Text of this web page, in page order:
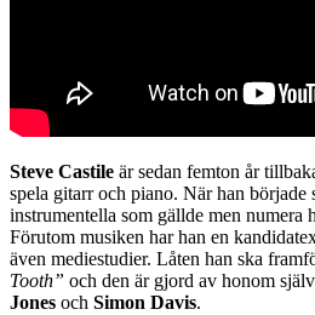
Steve Castile är sedan femton år
spela gitarr och piano. När han började
instrumentella som gällde men numera
Förutom musiken har han en
även mediestudier. Låten han ska
Tooth” och den är gjord av honom
Jones och Simon Davis.